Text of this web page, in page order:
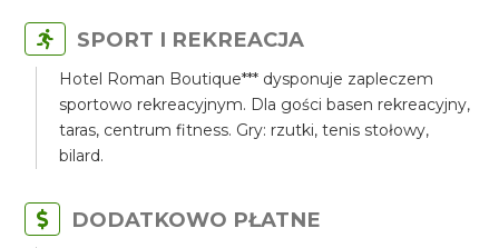
SPORT I REKREACJA
Hotel Roman Boutique*** dysponuje zapleczem
sportowo rekreacyjnym. Dla gości basen rekreacyjny,
taras, centrum fitness. Gry: rzutki, tenis stołowy,
bilard.
DODATKOWO PŁATNE